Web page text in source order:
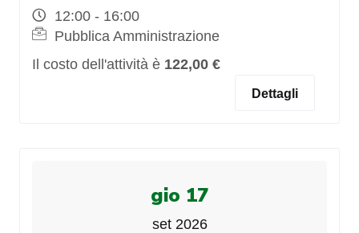
12:00 - 16:00
Pubblica Amministrazione
Il costo dell'attività è 122,00 €
Dettagli
gio 17
set 2026